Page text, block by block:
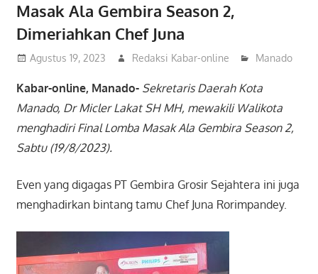
Masak Ala Gembira Season 2,
Dimeriahkan Chef Juna
Agustus 19, 2023 Redaksi Kabar-online Manado
Kabar-online, Manado- Sekretaris Daerah Kota
Manado, Dr Micler Lakat SH MH, mewakili Walikota
menghadiri Final Lomba Masak Ala Gembira Season 2,
Sabtu (19/8/2023).
Even yang digagas PT Gembira Grosir Sejahtera ini juga
menghadirkan bintang tamu Chef Juna Rorimpandey.